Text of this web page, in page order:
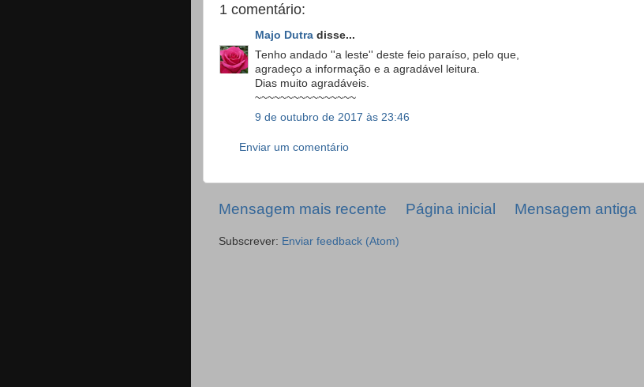
1 comentário:
Majo Dutra disse...
Tenho andado ''a leste'' deste feio paraíso, pelo que,
agradeço a informação e a agradável leitura.
Dias muito agradáveis.
~~~~~~~~~~~~~~~~
9 de outubro de 2017 às 23:46
Enviar um comentário
Mensagem mais recente Mensagem antiga
Página inicial
Subscrever: Enviar feedback (Atom)